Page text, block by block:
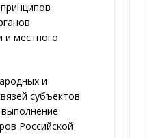
и местного
и
субъектов
Российской